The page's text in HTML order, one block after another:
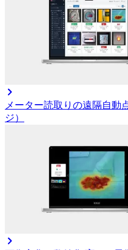
メーター読取りの遠隔自動
ジ）